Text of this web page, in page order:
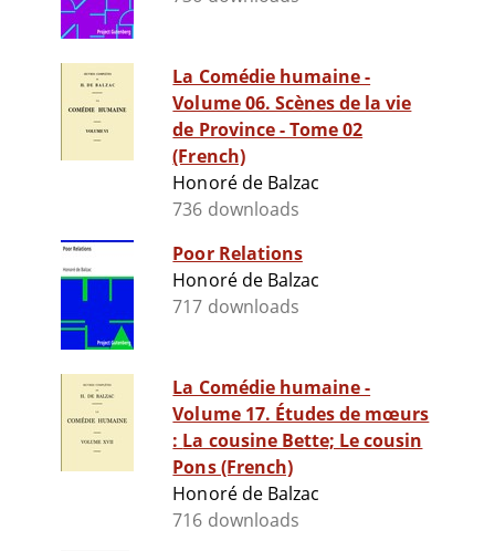
La Comédie humaine -
Volume 06. Scènes de la vie
de Province - Tome 02
(French)
Honoré de Balzac
736 downloads
Poor Relations
Honoré de Balzac
717 downloads
La Comédie humaine -
Volume 17. Études de mœurs
: La cousine Bette; Le cousin
Pons (French)
Honoré de Balzac
716 downloads